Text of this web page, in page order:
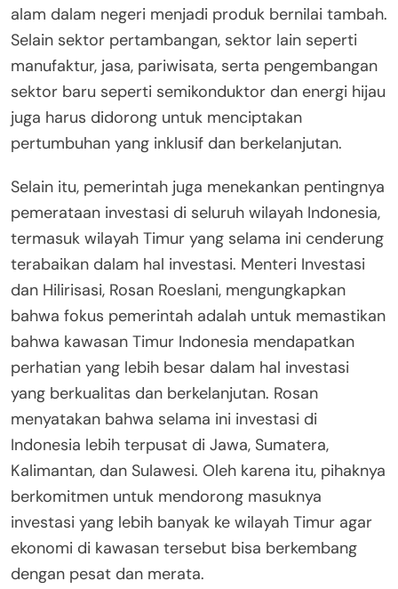
alam dalam negeri menjadi produk bernilai tambah.
Selain sektor pertambangan, sektor lain seperti
manufaktur, jasa, pariwisata, serta pengembangan
sektor baru seperti semikonduktor dan energi hijau
juga harus didorong untuk menciptakan
pertumbuhan yang inklusif dan berkelanjutan.
Selain itu, pemerintah juga menekankan pentingnya
pemerataan investasi di seluruh wilayah Indonesia,
termasuk wilayah Timur yang selama ini cenderung
terabaikan dalam hal investasi. Menteri Investasi
dan Hilirisasi, Rosan Roeslani, mengungkapkan
bahwa fokus pemerintah adalah untuk memastikan
bahwa kawasan Timur Indonesia mendapatkan
perhatian yang lebih besar dalam hal investasi
yang berkualitas dan berkelanjutan. Rosan
menyatakan bahwa selama ini investasi di
Indonesia lebih terpusat di Jawa, Sumatera,
Kalimantan, dan Sulawesi. Oleh karena itu, pihaknya
berkomitmen untuk mendorong masuknya
investasi yang lebih banyak ke wilayah Timur agar
ekonomi di kawasan tersebut bisa berkembang
dengan pesat dan merata.